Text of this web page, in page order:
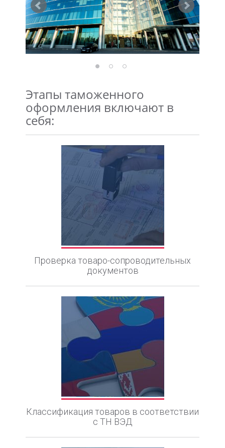
Этапы таможенного
оформления включают в
себя:
Проверка товаро-сопроводительных
документов
Классификация товаров в соответствии
с ТН ВЭД